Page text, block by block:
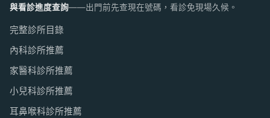
與看診進度查詢——出門前先查現在號碼，看診免現場久候。
完整診所目錄
內科診所推薦
家醫科診所推薦
小兒科診所推薦
耳鼻喉科診所推薦